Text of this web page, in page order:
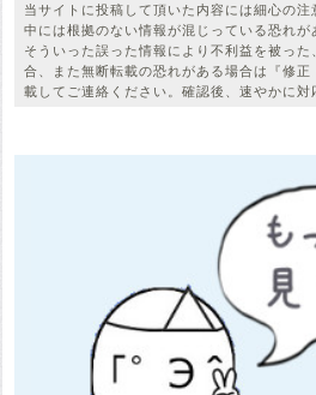
当サイトに投稿して頂いた内容には細心の
中には根拠のない情報が混じっている恐れが
そういった誤った情報により不利益を被っ
合、また無断転載の恐れがある場合は『修
載してご連絡ください。確認後、速やかに対